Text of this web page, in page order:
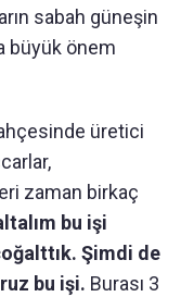
sabah güneşin
büyük önem
üretici
zaman birkaç
bu işi
Şimdi de
bu işi. Burası 3